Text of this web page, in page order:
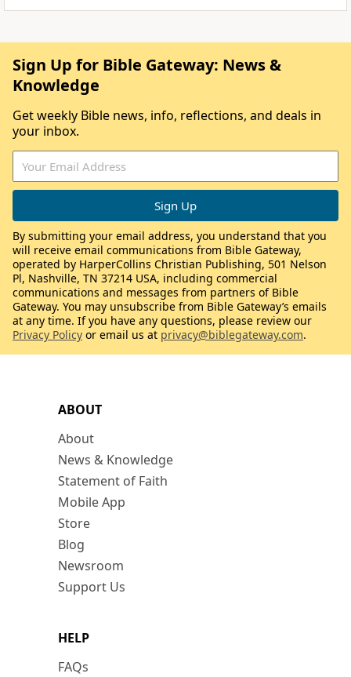
ABOUT
About
News & Knowledge
Statement of Faith
Mobile App
Store
Blog
Newsroom
Support Us
HELP
FAQs
Sign Up for Bible Gateway: News &
Knowledge
Get weekly Bible news, info, reflections, and deals in
your inbox.
By submitting your email address, you understand that you
will receive email communications from Bible Gateway,
operated by HarperCollins Christian Publishing, 501 Nelson
Pl, Nashville, TN 37214 USA, including commercial
communications and messages from partners of Bible
Gateway. You may unsubscribe from Bible Gateway’s emails
at any time. If you have any questions, please review our
Privacy Policy or email us at privacy@biblegateway.com.